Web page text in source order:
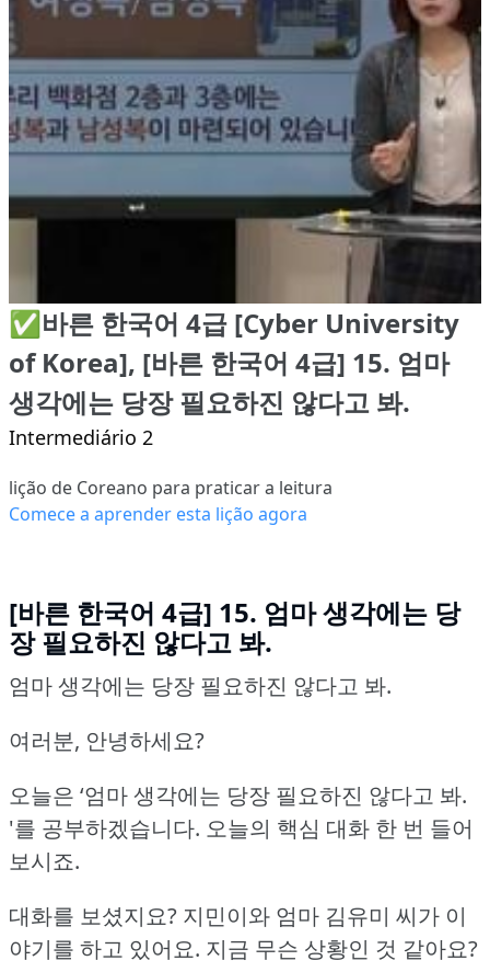
✅바른 한국어 4급 [Cyber University
of Korea], [바른 한국어 4급] 15. 엄마
생각에는 당장 필요하진 않다고 봐.
Intermediário 2
lição de Coreano para praticar a leitura
Comece a aprender esta lição agora
[바른 한국어 4급] 15. 엄마 생각에는 당
장 필요하진 않다고 봐.
엄마 생각에는 당장 필요하진 않다고 봐.
여러분, 안녕하세요?
오늘은 ‘엄마 생각에는 당장 필요하진 않다고 봐.
'를 공부하겠습니다. 오늘의 핵심 대화 한 번 들어
보시죠.
대화를 보셨지요? 지민이와 엄마 김유미 씨가 이
야기를 하고 있어요. 지금 무슨 상황인 것 같아요?